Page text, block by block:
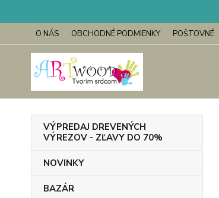
O NÁS OBCHODNÉ PODMIENKY POŠTOVNÉ
VÝPREDAJ DREVENÝCH
VÝREZOV - ZĽAVY DO 70%
NOVINKY
BAZÁR